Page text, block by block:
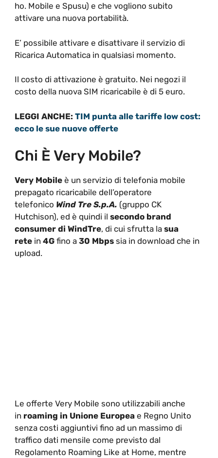
ho. Mobile e Spusu) e che vogliono subito
attivare una nuova portabilità.
E’ possibile attivare e disattivare il servizio di
Ricarica Automatica in qualsiasi momento.
Il costo di attivazione è gratuito. Nei negozi il
costo della nuova SIM ricaricabile è di 5 euro.
LEGGI ANCHE: TIM punta alle tariffe low cost:
ecco le sue nuove offerte
Chi È Very Mobile?
Very Mobile è un servizio di telefonia mobile
prepagato ricaricabile dell’operatore
telefonico Wind Tre S.p.A. (gruppo CK
Hutchison), ed è quindi il secondo brand
consumer di WindTre, di cui sfrutta la sua
rete in 4G fino a 30 Mbps sia in download che in
upload.
Le offerte Very Mobile sono utilizzabili anche
in roaming in Unione Europea e Regno Unito
senza costi aggiuntivi fino ad un massimo di
traffico dati mensile come previsto dal
Regolamento Roaming Like at Home, mentre